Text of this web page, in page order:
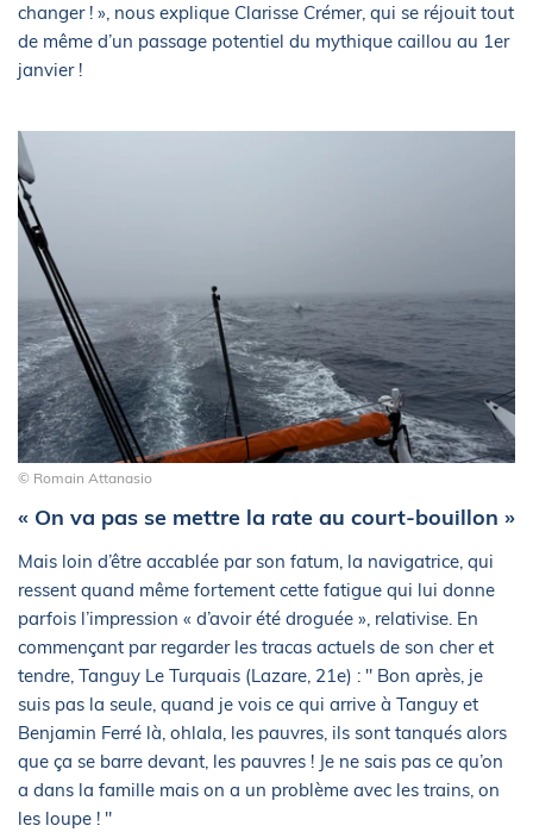
changer ! », nous explique Clarisse Crémer, qui se réjouit tout
de même d’un passage potentiel du mythique caillou au 1er
janvier !
© Romain Attanasio
« On va pas se mettre la rate au court-bouillon »
Mais loin d’être accablée par son fatum, la navigatrice, qui
ressent quand même fortement cette fatigue qui lui donne
parfois l’impression « d’avoir été droguée », relativise. En
commençant par regarder les tracas actuels de son cher et
tendre, Tanguy Le Turquais (Lazare, 21e) : " Bon après, je
suis pas la seule, quand je vois ce qui arrive à Tanguy et
Benjamin Ferré là, ohlala, les pauvres, ils sont tanqués alors
que ça se barre devant, les pauvres ! Je ne sais pas ce qu’on
a dans la famille mais on a un problème avec les trains, on
les loupe ! "